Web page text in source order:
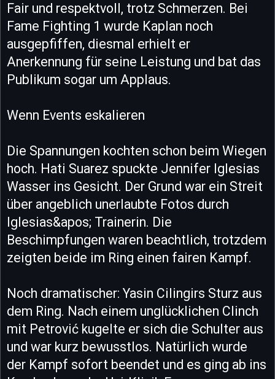
Fair und respektvoll, trotz Schmerzen. Bei
Fame Fighting 1 wurde Kaplan noch
ausgepfiffen, diesmal erhielt er
Anerkennung für seine Leistung und bat das
Publikum sogar um Applaus.
Wenn Events eskalieren
Die Spannungen kochten schon beim Wiegen
hoch. Hati Suarez spuckte Jennifer Iglesias
Wasser ins Gesicht. Der Grund war ein Streit
über angeblich unerlaubte Fotos durch
Iglesias&apos; Trainerin. Die
Beschimpfungen waren beachtlich, trotzdem
zeigten beide im Ring einen fairen Kampf.
Noch dramatischer: Yasin Cilingirs Sturz aus
dem Ring. Nach einem unglücklichen Clinch
mit Petrović kugelte er sich die Schulter aus
und war kurz bewusstlos. Natürlich wurde
der Kampf sofort beendet und es ging ab ins